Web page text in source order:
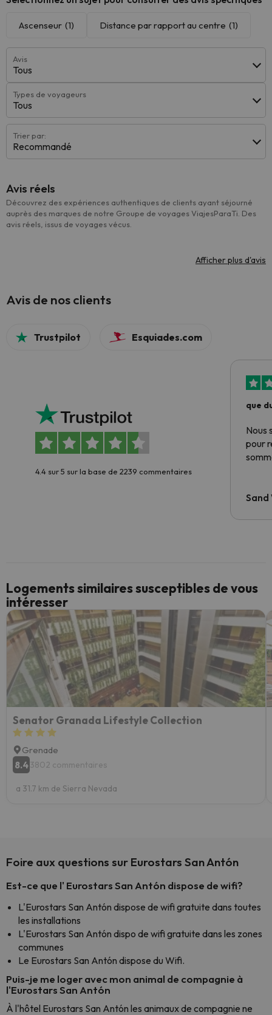
Ascenseur (1) Distance par rapport au centre (1)
Avis
Tous
Types de voyageurs
Tous
Trier par:
Recommandé
Avis réels
Découvrez des expériences authentiques de clients ayant séjourné
auprès des marques de notre Groupe de voyages ViajesParaTi. Des
avis réels, issus de voyages vécus.
Afficher plus d'avis
Avis de nos clients
Trustpilot Esquiades.com
4.4 sur 5 sur la base de 2239 commentaires
que
Nous
pour
Sand
Logements similaires susceptibles de vous
intéresser
Senator Granada Lifestyle Collection
Grenade
8.43802 commentaires
a 31.7 km de Sierra Nevada
Foire aux questions sur Eurostars San Antón
Est-ce que l' Eurostars San Antón dispose de wifi?
L'Eurostars San Antón dispose de wifi gratuite dans toutes
les installations
L'Eurostars San Antón dispo de wifi gratuite dans les zones
communes
Le Eurostars San Antón dispose du Wifi.
Puis-je me loger avec mon animal de compagnie à
l'Eurostars San Antón
À l'hôtel Eurostars San Antón les animaux de compagnie ne